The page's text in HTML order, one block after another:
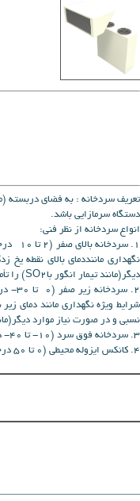
تعريف سردخانه : به فضاي دربسته
دستگاه سرمازايي باشد.
انواع سردخانه از نظر فني:
نگهداري ماننددماي بالاي نقطه
ديگر(مانند تيمار انگور باSO2) را تأمين مي كند.
نسبي و در صورت نياز موارد
3. سردخانه فوق سرد (10- تا 40- درجه سانتیگراد) Ultra_ low Freezer Room
4. کانکس ایزوله محیطی (0 تا 50 درجه سانتیگراد) Chambre